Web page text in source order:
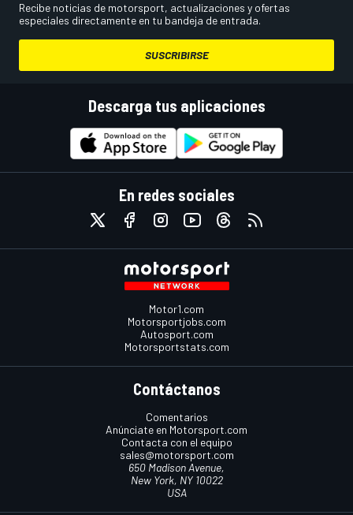
Recibe noticias de motorsport, actualizaciones y ofertas
especiales directamente en tu bandeja de entrada.
SUSCRIBIRSE
Descarga tus aplicaciones
En redes sociales
Motor1.com
Motorsportjobs.com
Autosport.com
Motorsportstats.com
Contáctanos
Comentarios
Anúnciate en Motorsport.com
Contacta con el equipo
sales@motorsport.com
650 Madison Avenue,
New York, NY 10022
USA